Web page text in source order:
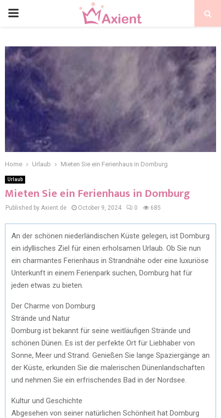
Home Urlaub Mieten Sie ein Ferienhaus in Domburg
Urlaub
Mieten Sie ein Ferienhaus in Domburg
Published by Axient.de October 9, 2024 0 685
An der schönen niederländischen Küste gelegen, ist Domburg
ein idyllisches Ziel für einen erholsamen Urlaub. Ob Sie nun
ein charmantes Ferienhaus in Strandnähe oder eine luxuriöse
Unterkunft in einem Ferienpark suchen, Domburg hat für
jeden etwas zu bieten.
Der Charme von Domburg
Strände und Natur
Domburg ist bekannt für seine weitläufigen Strände und
schönen Dünen. Es ist der perfekte Ort für Liebhaber von
Sonne, Meer und Strand. Genießen Sie lange Spaziergänge an
der Küste, erkunden Sie die malerischen Dünenlandschaften
und nehmen Sie ein erfrischendes Bad in der Nordsee.
Kultur und Geschichte
Abgesehen von seiner natürlichen Schönheit hat Domburg